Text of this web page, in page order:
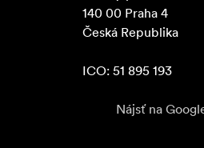
140 00 Praha 4
Česká Republika
ICO: 51 895 193
Nájsť na